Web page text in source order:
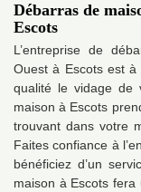
Débarras de
Escots
L’entreprise de
Ouest à Escots est
qualité le vidage de
maison à Escots
trouvant dans votre
Faites confiance à
bénéficiez d’un
maison à Escots